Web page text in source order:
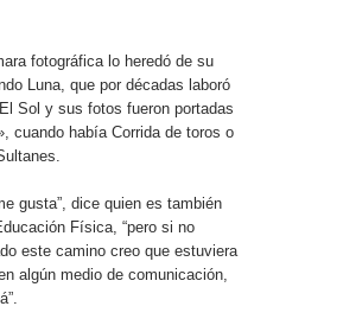
fotográfica lo heredó de su
Luna, que por décadas laboró
Sol y sus fotos fueron portadas
cuando había Corrida de toros o
gusta”, dice quien es también
Física, “pero si no
este camino creo que estuviera
algún medio de comunicación,